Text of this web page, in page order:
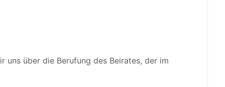
über die Berufung des Beirates, der im